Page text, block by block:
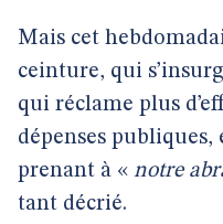
Mais cet
ceinture, qui
qui réclame plus
dépenses publiques,
prenant à « notre
tant décrié.